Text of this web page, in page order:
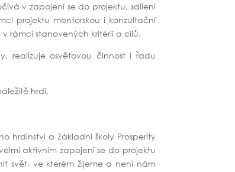
v zapojení se do projektu, sdílení
projektu mentorskou i konzultační
v rámci stanovených kritérií a cílů.
realizuje osvětovou činnost i řadu
hrdi.
hrdinství a Základní školy Prosperity
aktivním zapojení se do projektu
svět, ve kterém žijeme a není nám